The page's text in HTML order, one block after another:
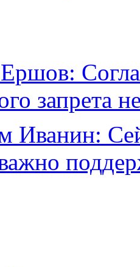
запрета
Иванин: